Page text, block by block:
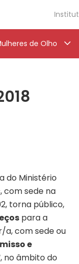
de Olho
do Ministério
com sede na
torna público,
para a
a, com sede ou
e
no âmbito do